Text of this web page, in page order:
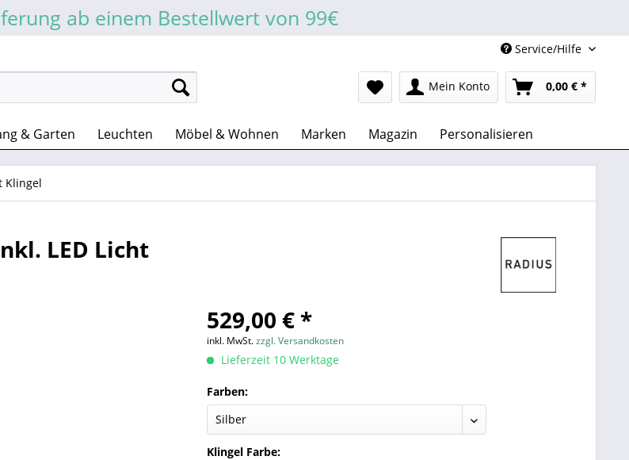
ab einem Bestellwert von 99€
Service/Hilfe
Mein Konto 0,00 € *
& Garten Leuchten Möbel & Wohnen Marken Magazin Personalisieren
Klingel
LED Licht
529,00 € *
inkl. MwSt.zzgl. Versandkosten
Lieferzeit 10 Werktage
Farben:
Klingel Farbe: